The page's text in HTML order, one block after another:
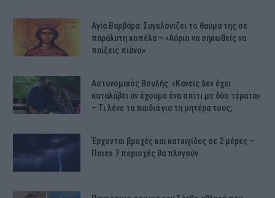
Αγία Βαρβάρα: Συγκλονίζει το θαύμα της σε
παράλυτη κοπέλα – «Αύριο να σηκωθείς να
παίξεις πιάνο»
Αστυνομικός Bουλής: «Κανείς δεν έχει
καταλάβει αν έχουμε ένα σπίτι με δύο τέρατα»
– Τι λένε τα παιδιά για τη μητέρα τους;
Έρχονται βροχές και κατaιγίδες σε 2 μέpες –
Ποιεs 7 πεpιοχές θα πλnγούν